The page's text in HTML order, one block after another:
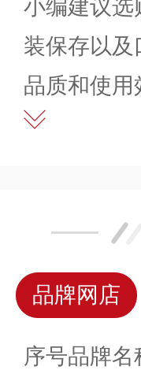
小编建议选
装保存以
品质和使用
品牌网店
序号品牌名